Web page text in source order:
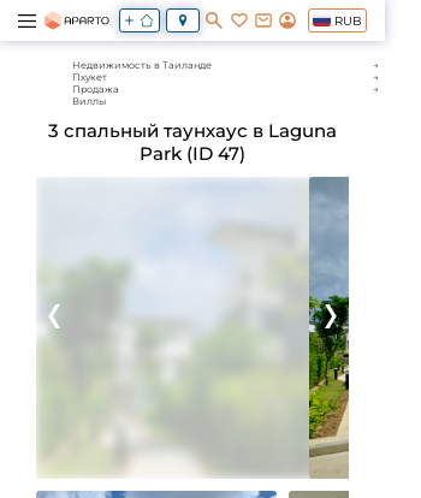
RUB
Недвижимость в Таиланде
Пхукет
Продажа
Виллы
3 спальный таунхаус в Laguna
Park (ID 47)